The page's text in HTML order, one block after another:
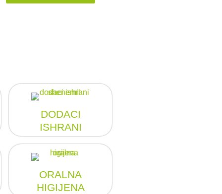
DODACI
ISHRANI
ORALNA
HIGIJENA